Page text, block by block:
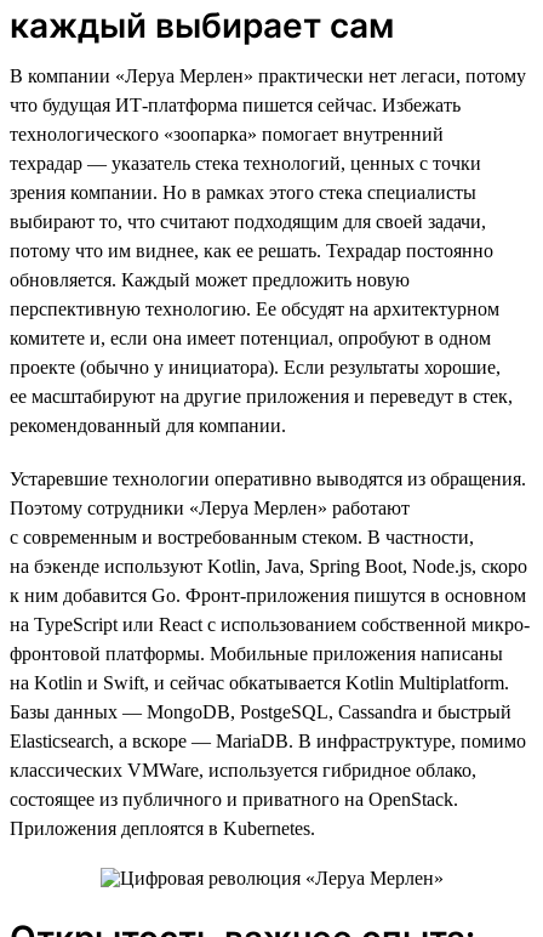
каждый выбирает сам
В компании «Леруа Мерлен» практически нет легаси, потому
что будущая ИТ-платформа пишется сейчас. Избежать
технологического «зоопарка» помогает внутренний
техрадар — указатель стека технологий, ценных с точки
зрения компании. Но в рамках этого стека специалисты
выбирают то, что считают подходящим для своей задачи,
потому что им виднее, как ее решать. Техрадар постоянно
обновляется. Каждый может предложить новую
перспективную технологию. Ее обсудят на архитектурном
комитете и, если она имеет потенциал, опробуют в одном
проекте (обычно у инициатора). Если результаты хорошие,
ее масштабируют на другие приложения и переведут в стек,
рекомендованный для компании.
Устаревшие технологии оперативно выводятся из обращения.
Поэтому сотрудники «Леруа Мерлен» работают
с современным и востребованным стеком. В частности,
на бэкенде используют Kotlin, Java, Spring Boot, Node.js, скоро
к ним добавится Go. Фронт-приложения пишутся в основном
на TypeScript или React с использованием собственной микро-
фронтовой платформы. Мобильные приложения написаны
на Kotlin и Swift, и сейчас обкатывается Kotlin Multiplatform.
Базы данных — MongoDB, PostgeSQL, Cassandra и быстрый
Elasticsearch, а вскоре — MariaDB. В инфраструктуре, помимо
классических VMWare, используется гибридное облако,
состоящее из публичного и приватного на OpenStack.
Приложения деплоятся в Kubernetes.